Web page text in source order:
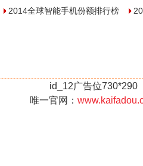
2014全球智能手机份额排行榜
id_12广告位730*290
唯一官网：